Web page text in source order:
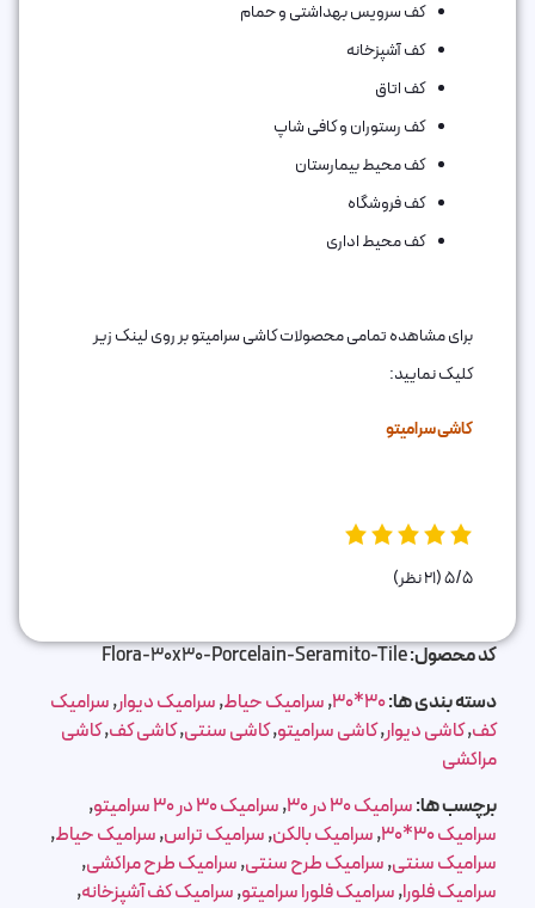
کف سرویس بهداشتی و حمام
کف آشپزخانه
کف اتاق‌
کف رستوران و کافی شاپ
کف محیط بیمارستان
کف فروشگاه
کف محیط اداری
برای مشاهده تمامی محصولات کاشی سرامیتو بر روی لینک زیر
کلیک نمایید:
کاشی سرامیتو
5/5(21 نظر)
کد محصول:Flora-30x30-Porcelain-Seramito-Tile
دسته بندی ها:30*30
,سرامیک حیاط,سرامیک دیوار,سرامیک
کف,کاشی دیوار,کاشی سرامیتو,کاشی سنتی,کاشی کف,کاشی
مراکشی
برچسب ها:سرامیک 30 در 30 ,سرامیک 30 در 30 سرامیتو
,
سرامیک 30*30
,سرامیک بالکن,سرامیک تراس,سرامیک حیاط,
سرامیک سنتی,سرامیک طرح سنتی,سرامیک طرح مراکشی,
سرامیک فلورا,سرامیک فلورا سرامیتو,سرامیک کف آشپزخانه,